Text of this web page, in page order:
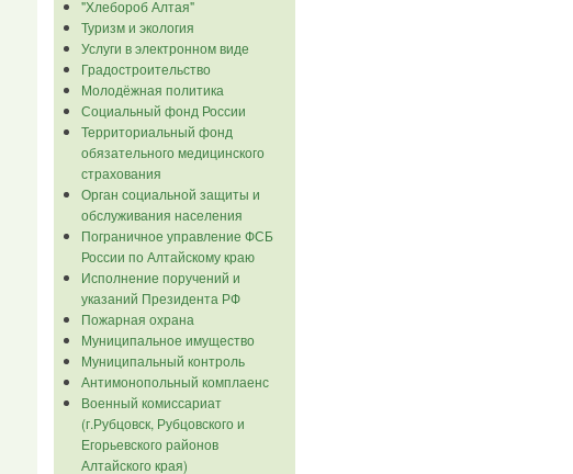
"Хлебороб Алтая"
Туризм и экология
Услуги в электронном виде
Градостроительство
Молодёжная политика
Социальный фонд России
Территориальный фонд
обязательного медицинского
страхования
Орган социальной защиты и
обслуживания населения
Пограничное управление ФСБ
России по Алтайскому краю
Исполнение поручений и
указаний Президента РФ
Пожарная охрана
Муниципальное имущество
Муниципальный контроль
Антимонопольный комплаенс
Военный комиссариат
(г.Рубцовск, Рубцовского и
Егорьевского районов
Алтайского края)